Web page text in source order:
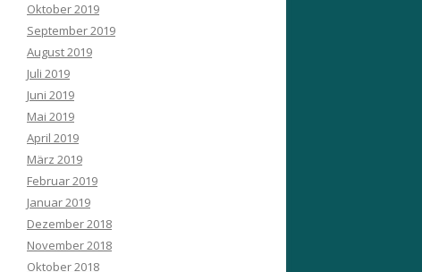
Oktober 2019
September 2019
August 2019
Juli 2019
Juni 2019
Mai 2019
April 2019
März 2019
Februar 2019
Januar 2019
Dezember 2018
November 2018
Oktober 2018